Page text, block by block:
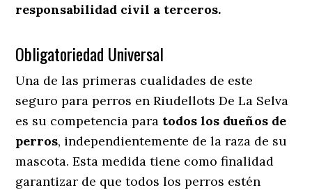
responsabilidad civil a terceros.
Obligatoriedad Universal
Una de las primeras cualidades de este
seguro para perros en Riudellots De La Selva
es su competencia para todos los dueños de
perros, independientemente de la raza de su
mascota. Esta medida tiene como finalidad
garantizar de que todos los perros estén